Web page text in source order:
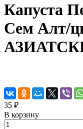
Капуста
Сем Алт/
35 ₽
В корзину